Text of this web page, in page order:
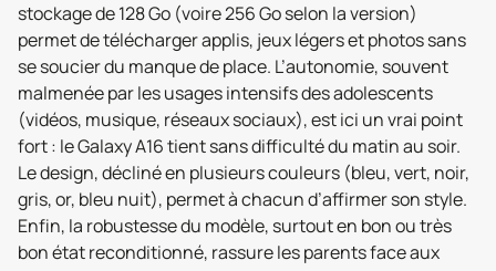
stockage de 128 Go (voire 256 Go selon la version)
permet de télécharger applis, jeux légers et photos sans
se soucier du manque de place. L’autonomie, souvent
malmenée par les usages intensifs des adolescents
(vidéos, musique, réseaux sociaux), est ici un vrai point
fort : le Galaxy A16 tient sans difficulté du matin au soir.
Le design, décliné en plusieurs couleurs (bleu, vert, noir,
gris, or, bleu nuit), permet à chacun d’affirmer son style.
Enfin, la robustesse du modèle, surtout en bon ou très
bon état reconditionné, rassure les parents face aux